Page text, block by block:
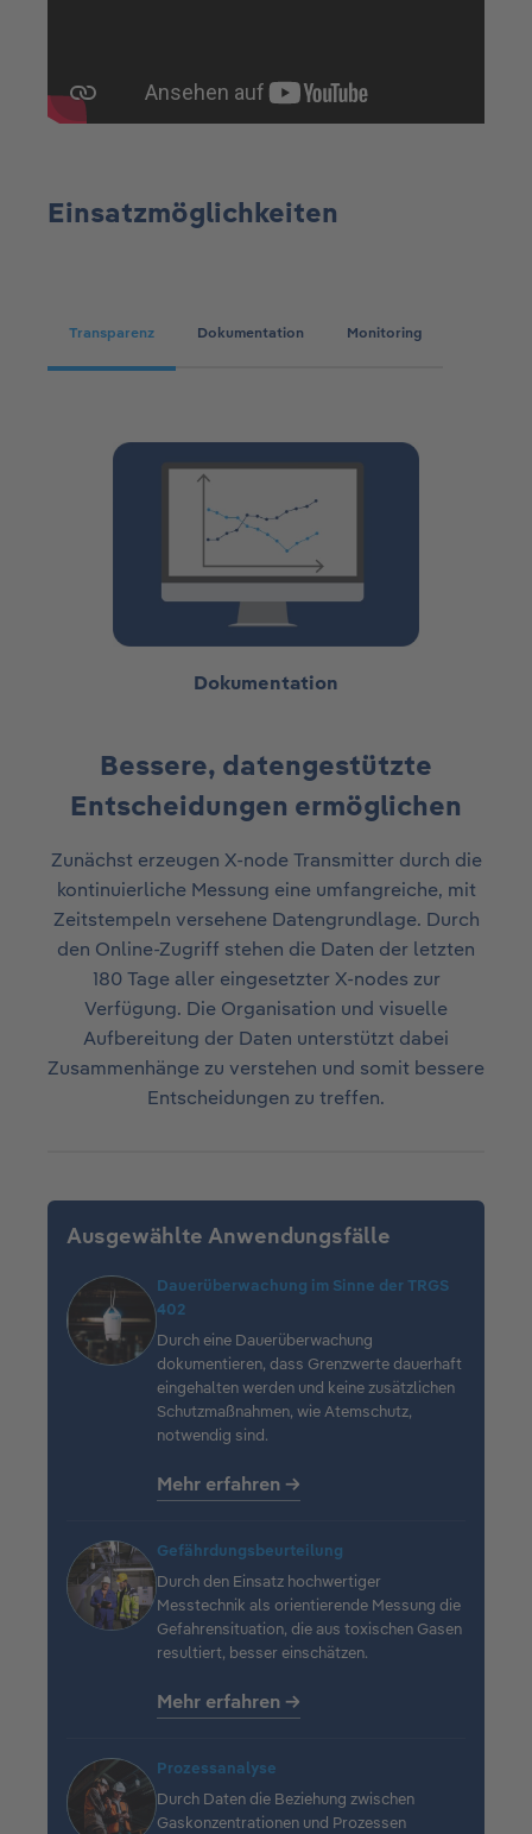
Einsatzmöglichkeiten
Transparenz Dokumentation Monitoring
Dokumentation
Bessere, datengestützte
Entscheidungen ermöglichen​
Zunächst erzeugen X-node Transmitter durch die
kontinuierliche Messung eine umfangreiche, mit
Zeitstempeln versehene Datengrundlage. Durch
den Online-Zugriff stehen die Daten der letzten
180 Tage aller eingesetzter X-nodes zur
Verfügung. Die Organisation und visuelle
Aufbereitung der Daten unterstützt dabei
Zusammenhänge zu verstehen und somit bessere
Entscheidungen zu treffen.
Ausgewählte Anwendungsfälle
Dauerüberwachung im Sinne der TRGS
402
Durch eine Dauerüberwachung
dokumentieren, dass Grenzwerte dauerhaft
eingehalten werden und keine zusätzlichen
Schutzmaßnahmen, wie Atemschutz,
notwendig sind.
Mehr erfahren →
Gefährdungsbeurteilung
Durch den Einsatz hochwertiger
Messtechnik als orientierende Messung die
Gefahrensituation, die aus toxischen Gasen
resultiert, besser einschätzen.
Mehr erfahren →
Prozessanalyse
Durch Daten die Beziehung zwischen
Gaskonzentrationen und Prozessen